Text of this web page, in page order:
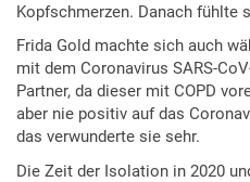
Kopfschmerzen. Danach fühlte
Frida Gold machte sich auch
mit dem Coronavirus SARS-
Partner, da dieser mit COPD
aber nie positiv auf das
das verwunderte sie sehr.
Die Zeit der Isolation in 2020